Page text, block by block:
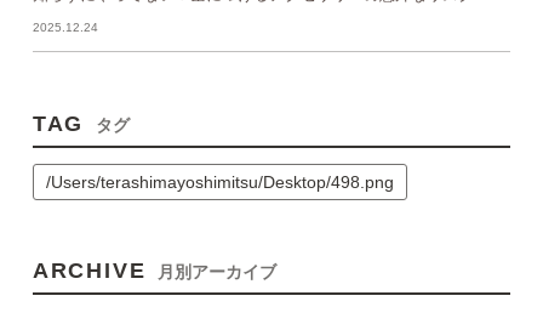
2025.12.24
TAG タグ
/Users/terashimayoshimitsu/Desktop/498.png
ARCHIVE 月別アーカイブ